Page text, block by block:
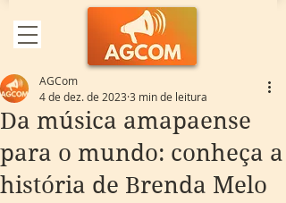
Da música amapaense
para o mundo: conheça a
história de Brenda Melo
AGCom
4 de dez. de 2023 3 min de leitura